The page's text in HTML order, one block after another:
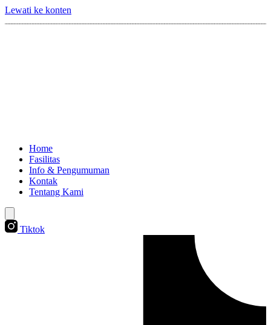
Lewati ke konten
Home
Fasilitas
Info & Pengumuman
Kontak
Tentang Kami
Tiktok